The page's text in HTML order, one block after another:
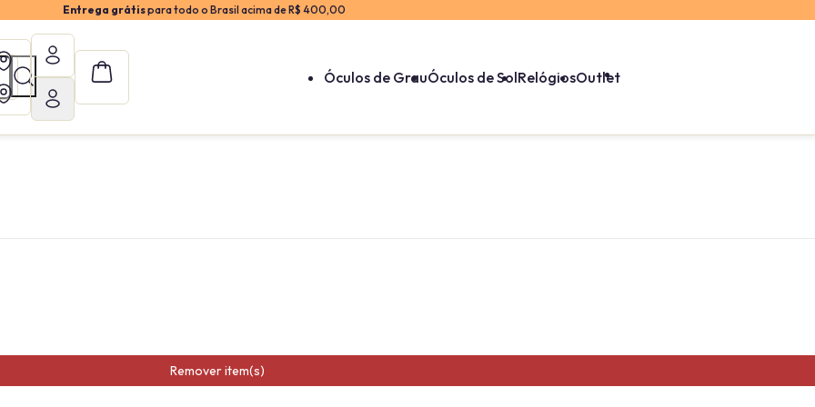
Entrega grátispara todo o Brasil acima de R$ 400,00
Óculos de GrauÓculos de SolRelógiosOutlet
Remover item(s)